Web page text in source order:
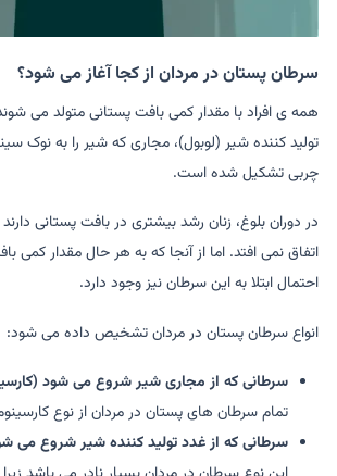
سرطان پستان در مردان از کجا آغاز می شود؟
همه ی افراد با مقدار کمی بافت پستانی متولد می
تولید کننده شیر (لوبول)، مجاری که شیر را به نوک
چربی تشکیل شده است.
در دوران بلوغ، زنان رشد بیشتری در بافت پستانی
اتفاق نمی افتد. اما از آنجا که به هر حال مقدار کمی
احتمال ابتلا به این سرطان نیز وجود دارد.
انواع سرطان پستان در مردان تشخیص داده می شود:
سرطانی که از مجاری شیر شروع می شود
تمام سرطان های پستان در مردان از نوع
سرطانی که از غدد تولید کننده شیر شروع می